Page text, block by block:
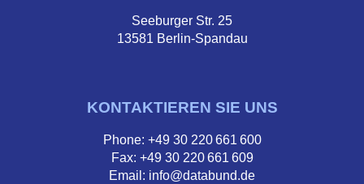
Seeburger Str. 25
13581 Berlin-Spandau
KONTAKTIEREN SIE UNS
Phone: +49 30 220 661 600
Fax: +49 30 220 661 609
Email: info@databund.de